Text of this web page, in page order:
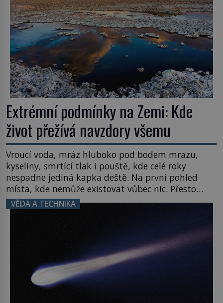
Extrémní podmínky na Zemi: Kde
život přežívá navzdory všemu
Vroucí voda, mráz hluboko pod bodem mrazu,
kyseliny, smrtící tlak i pouště, kde celé roky
nespadne jediná kapka deště. Na první pohled
místa, kde nemůže existovat vůbec nic. Přesto
právě tady vědci objevují organismy, které
posouvají hranice života. Každý nový nález mění
naše představy o tom, co všechno dokáže příroda a
napovídá, kde bychom jednou […]
VĚDA A TECHNIKA